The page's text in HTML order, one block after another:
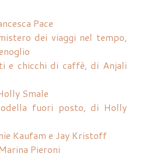
Pace
dei viaggi nel tempo,
e chicchi di caffè, di Anjali
Smale
fuori posto, di Holly
Kaufam e Jay Kristoff
Pieroni